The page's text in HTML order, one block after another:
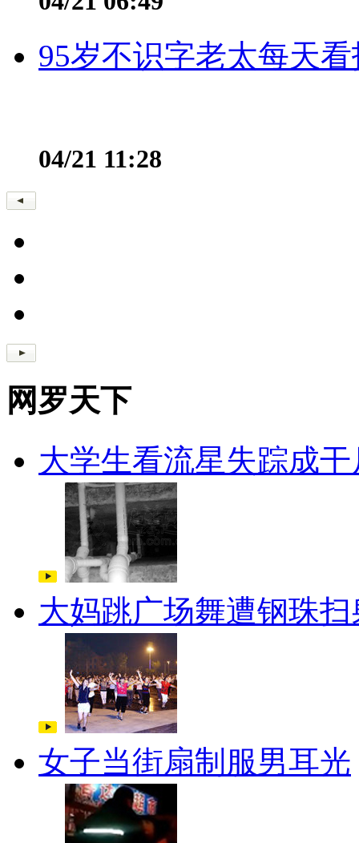
95岁不识字老太每天
04/21 11:28
网罗天下
大学生看流星失踪成干
大妈跳广场舞遭钢珠扫
女子当街扇制服男耳光